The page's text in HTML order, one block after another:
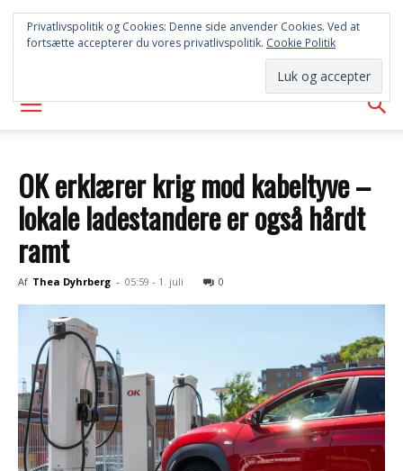
SYD
AVISEN
OK erklærer krig mod kabeltyve –
lokale ladestandere er også hårdt
ramt
Af Thea Dyhrberg - 05:59 - 1. juli 0
Privatlivspolitik og Cookies: Denne side anvender Cookies. Ved at
fortsætte accepterer du vores privatlivspolitik. Cookie Politik